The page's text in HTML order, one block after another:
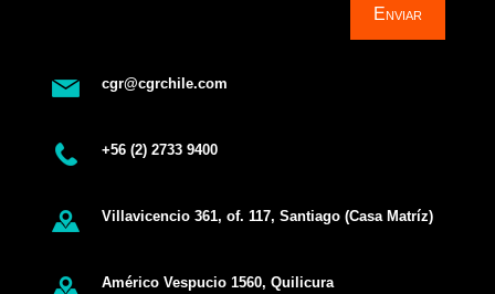
Enviar
cgr@cgrchile.com
+56 (2) 2733 9400
Villavicencio 361, of. 117, Santiago (Casa Matríz)
Américo Vespucio 1560, Quilicura